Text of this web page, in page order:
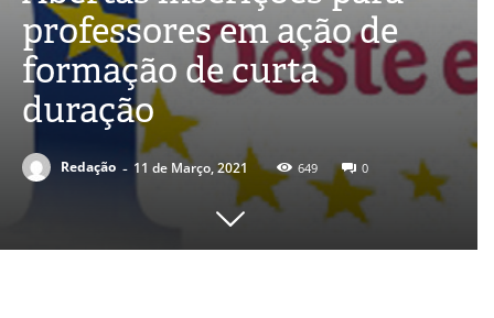
professores em ação de
formação de curta
duração
Redação - 11 de Março, 2021 649 0